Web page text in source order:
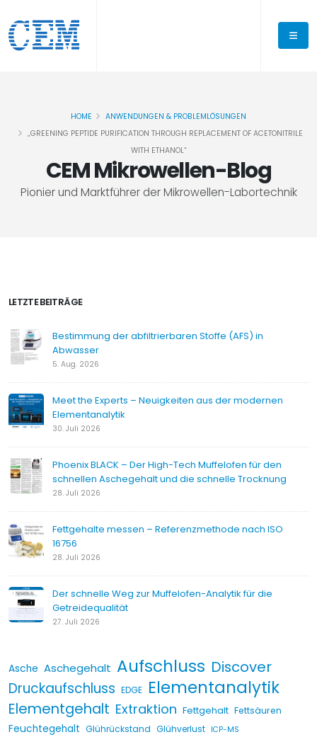
CEM Mikrowellen-Blog
Pionier und Marktführer der Mikrowellen-Labortechnik
HOME
ANWENDUNGEN & PROBLEMLÖSUNGEN
„GREENING PEPTIDE PURIFICATION THROUGH REPLACEMENT OF ACETONITRILE
WITH ETHANOL“
LETZTE BEITRÄGE
Bestimmung der abfiltrierbaren Stoffe (AFS) in
Abwasser
5. Aug. 2026
Meet the Experts – Neuigkeiten aus der modernen
Elementanalytik
30. Juli 2026
Phoenix BLACK – Der High-Tech Muffelofen für den
schnellen Aschegehalt und die schnelle Trocknung
28. Juli 2026
Fettgehalte messen – Referenzmethode nach ISO
16756
28. Juli 2026
Der schnelle Weg zur Muffelofen-Analytik für die
Getreidequalität
27. Juli 2026
Asche Aschegehalt Aufschluss Discover
Druckaufschluss EDGE Elementanalytik
Elementgehalt Extraktion Fettgehalt Fettsäuren
Feuchtegehalt Glührückstand Glühverlust ICP-MS